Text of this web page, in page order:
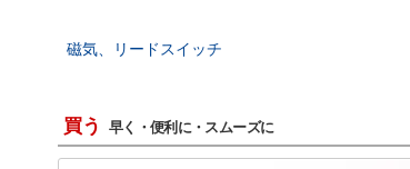
磁気、リードスイッチ
買う 早く・便利に・スムーズに